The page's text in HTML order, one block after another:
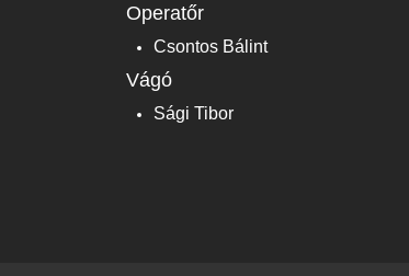
Operatőr
Csontos Bálint
Vágó
Sági Tibor